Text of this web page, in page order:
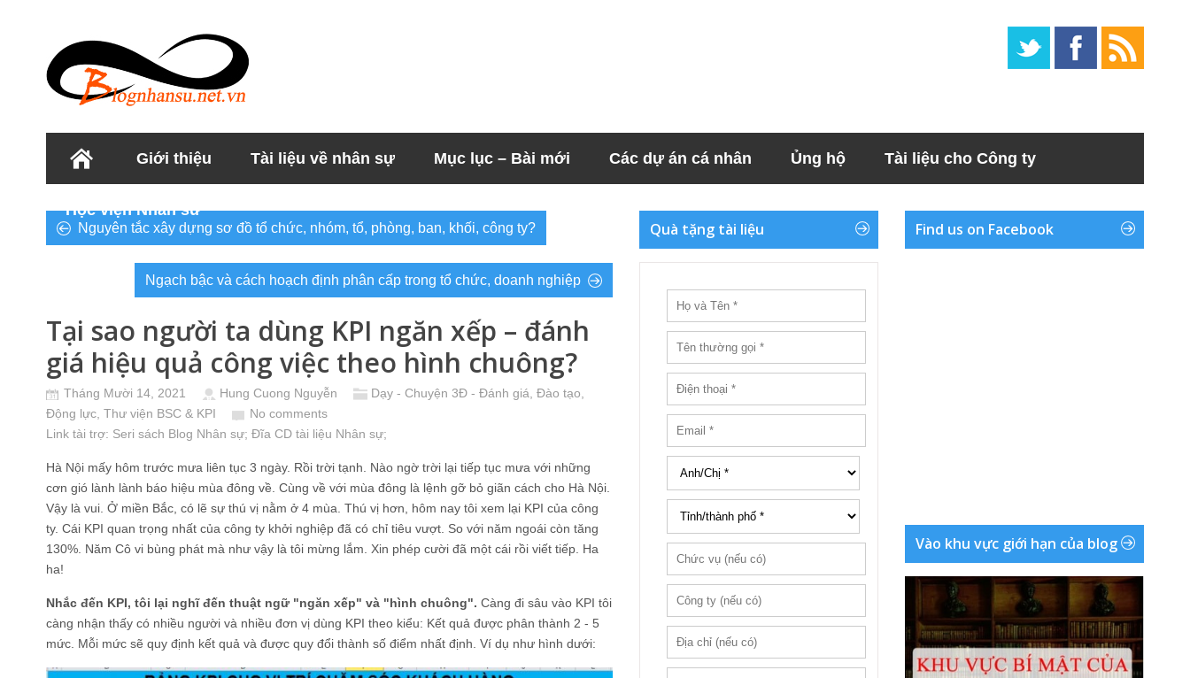
Giới thiệu Tài liệu về nhân sự Mục lục – Bài mới Các dự án cá nhân Ủng hộ Tài liệu cho Công ty
Học viện Nhân sư
Nguyên tắc xây dựng sơ đồ tổ chức, nhóm, tổ, phòng, ban, khối, công ty?
Ngạch bậc và cách hoạch định phân cấp trong tổ chức, doanh nghiệp
Tại sao người ta dùng KPI ngăn xếp – đánh
giá hiệu quả công việc theo hình chuông?
Tháng Mười 14, 2021 Hung Cuong Nguyễn
Dạy - Chuyện 3Đ - Đánh giá, Đào tạo,
Động lực Thư viện BSC & KPI
No comments
Link tài trợ: Seri sách Blog Nhân sự; Đĩa CD tài liệu Nhân sự;
Hà Nội mấy hôm trước mưa liên tục 3 ngày. Rồi trời tạnh. Nào ngờ trời lại tiếp tục mưa với những
cơn gió lành lành báo hiệu mùa đông về. Cùng về với mùa đông là lệnh gỡ bỏ giãn cách cho Hà Nội.
Vậy là vui. Ở miền Bắc, có lẽ sự thú vị nằm ở 4 mùa. Thú vị hơn, hôm nay tôi xem lại KPI của công
ty. Cái KPI quan trọng nhất của công ty khởi nghiệp đã có chỉ tiêu vượt. So với năm ngoái còn tăng
130%. Năm Cô vi bùng phát mà như vậy là tôi mừng lắm. Xin phép cười đã một cái rồi viết tiếp. Ha
ha!
Nhắc đến KPI, tôi lại nghĩ đến thuật ngữ "ngăn xếp" và "hình chuông". Càng đi sâu vào KPI tôi
càng nhận thấy có nhiều người và nhiều đơn vị dùng KPI theo kiểu: Kết quả được phân thành 2 - 5
mức. Mỗi mức sẽ quy định kết quả và được quy đổi thành số điểm nhất định. Ví dụ như hình dưới:
Quà tặng tài liệu Find us on Facebook
Vào khu vực giới hạn của blog